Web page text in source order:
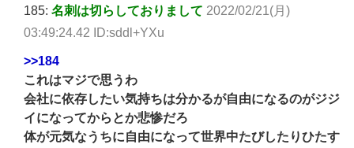
185: 名刺は切らしておりまして 2022/02/21(月)
03:49:24.42 ID:sddl+YXu
>>184
これはマジで思うわ
会社に依存したい気持ちは分かるが自由になるのがジジ
イになってからとか悲惨だろ
体が元気なうちに自由になって世界中たびしたりひたす